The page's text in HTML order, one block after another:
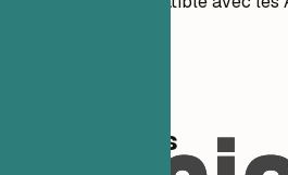
Coordonnées